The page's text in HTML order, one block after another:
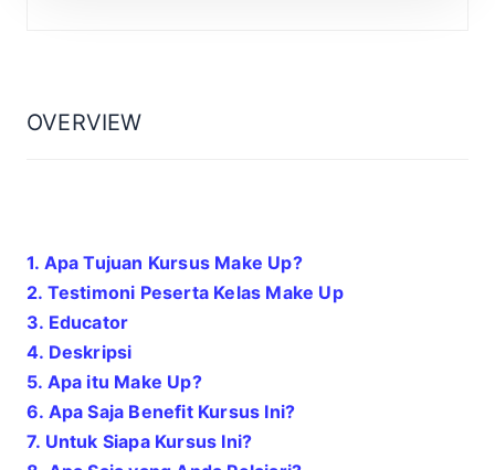
OVERVIEW
1. Apa Tujuan Kursus Make Up?
2. Testimoni Peserta Kelas Make Up
3. Educator
4. Deskripsi
5. Apa itu Make Up?
6. Apa Saja Benefit Kursus Ini?
7. Untuk Siapa Kursus Ini?